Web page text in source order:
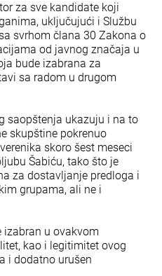
za sve kandidate koji
uključujući i Službu
svrhom člana 30 Zakona o
od javnog značaja u
bude izabrana za
sa radom u drugom
saopštenja ukazuju i na to
skupštine pokrenuo
skoro šest meseci
Šabiću, tako što je
za dostavljanje predloga i
grupama, ali ne i
izabran u ovakvom
kao i legitimitet ovog
i dodatno urušen